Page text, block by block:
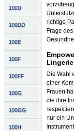
100D
100DD
100E
100F
100FF
100G
100GG
100H
richtige
Frage
Lingerie
Die Wahl
einer
Frauen
die ihre
nur ein